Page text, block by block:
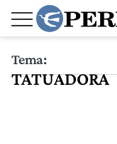
Tema:
TATUADORA